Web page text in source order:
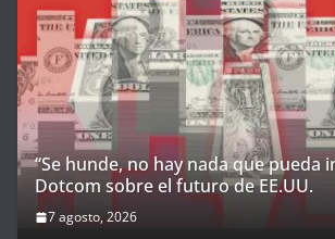
“Se hunde, no hay nada que pueda
Dotcom sobre el futuro de EE.UU.
7 agosto, 2026